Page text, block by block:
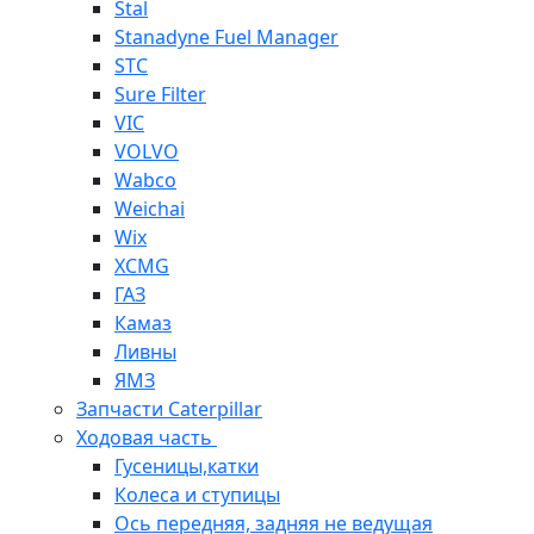
Stal
Stanadyne Fuel Manager
STC
Sure Filter
VIC
VOLVO
Wabco
Weichai
Wix
XCMG
ГАЗ
Камаз
Ливны
ЯМЗ
Запчасти Caterpillar
Ходовая часть
Гусеницы,катки
Колеса и ступицы
Ось передняя, задняя не ведущая